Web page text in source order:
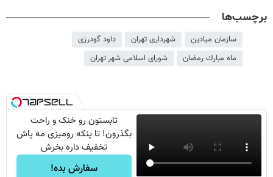
برچسب‌ها
سازمان میادین شهرداری تهران
داود گودرزی
ماه مبارك رمضان
شورای اسلامی شهر تهران
تابستون رو خنک و راحت
بگذرون! تا پنکه رومیزی مه پاش
تخفیف داره بخرش
سفارش بده!